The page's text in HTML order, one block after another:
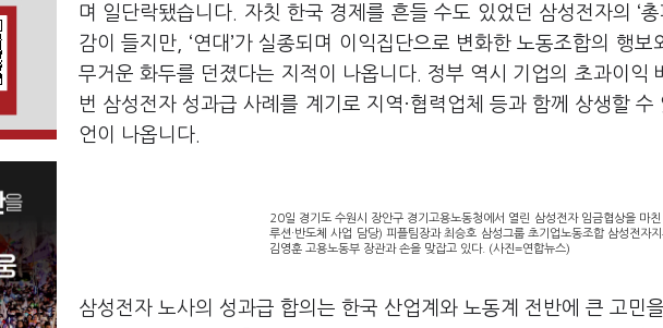
며 일단락됐습니다
자칫 한국 경제를 흔들 수도 있었던 삼성전자의 ‘총
감이 들지만 , ‘연대 ’가 실종되며 이익집단으로 변화한 노동조합의 행보
무거운 화두를 던졌다는 지적이 나옵니다. 정부 역시 기업의 초과이익
번 삼성전자 성과급 사례를 계기로 지역·협력업체 등과 함께 상생할
언이 나옵니다
20일 경기도 수원시 장안구 경기고용노동청에서 열린 삼성전자 임금협상을 마
루션·반도체 사업 담당) 피플팀장과 최승호 삼성그룹 초기업노동조합 삼성전자
김영훈 고용노동부 장관과 손을 맞잡고 있다. (사진=연합뉴스)
삼성전자 노사의 성과급 합의는 한국 산업계와 노동계 전반에 큰 고민